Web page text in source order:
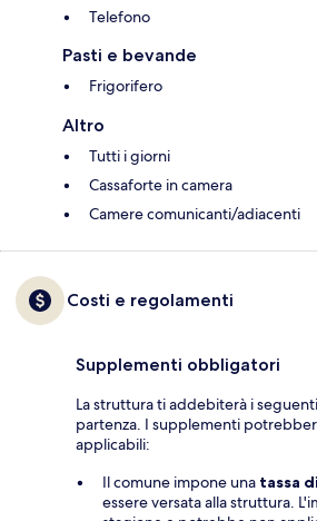
Telefono
Pasti e bevande
Frigorifero
Altro
Tutti i giorni
Cassaforte in camera
Camere comunicanti/adiacenti
Costi e regolamenti
Supplementi obbligatori
La struttura ti addebiterà i
partenza. I supplementi
applicabili:
Il comune impone una tassa
essere versata alla struttura.